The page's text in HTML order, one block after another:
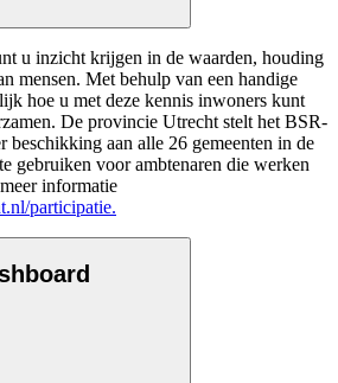
u inzicht krijgen in de waarden, houding
mensen. Met behulp van een handige
hoe u met deze kennis inwoners kunt
De provincie Utrecht stelt het BSR-
beschikking aan alle 26 gemeenten in de
gebruiken voor ambtenaren die werken
informatie
participatie.